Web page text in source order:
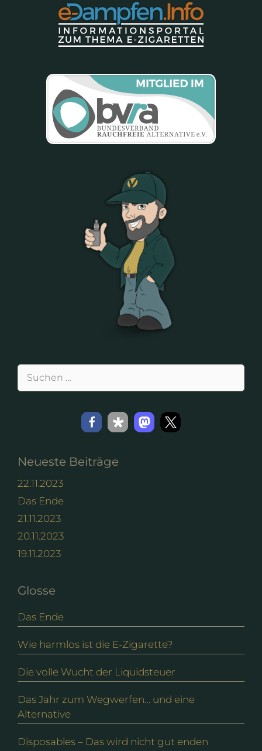
Suchen
Neueste Beiträge
22.11.2023
Das Ende
21.11.2023
20.11.2023
19.11.2023
Glosse
Das Ende
Wie harmlos ist die E-Zigarette?
Die volle Wucht der Liquidsteuer
Das Jahr zum Wegwerfen… und eine
Alternative
Disposables – Das wird nicht gut enden